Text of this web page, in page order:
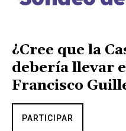
¿Cree que la
debería llevar
Francisco
PARTICIPAR